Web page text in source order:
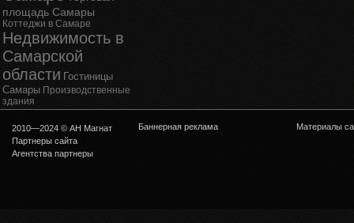
площадь Самары
Коттеджи в Самаре
Недвижимость в
Самарской
области Гостиницы
Самары Производственные
здания
2010—2024 © АН Магнат
Партнеры сайта
Агентства партнеры
Баннерная реклама Материалы